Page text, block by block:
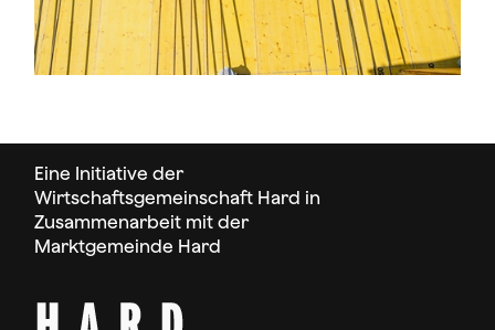
Eine Initiative der
Wirtschaftsgemeinschaft Hard in
Zusammenarbeit mit der
Marktgemeinde Hard